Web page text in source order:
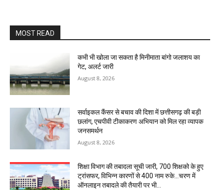
MOST READ
कभी भी खोला जा सकता है मिनीमाता बांगो जलाशय का
गेट, अलर्ट जारी
August 8, 2026
सर्वाइकल कैंसर से बचाव की दिशा में छत्तीसगढ़ की बड़ी
छलांग, एचपीवी टीकाकरण अभियान को मिल रहा व्यापक
जनसमर्थन
August 8, 2026
शिक्षा विभाग की तबादला सूची जारी, 700 शिक्षको के हुए
ट्रांसफर, विभिन्न कारणों से 400 नाम रुके…चरण में
ऑनलाइन तबादले की तैयारी पर भी...